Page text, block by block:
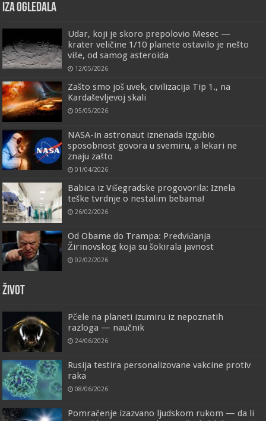
IZA OGLEDALA
Udar, koji je skoro prepolovio Mesec —
krater veličine 1/10 planete ostavilo je nešto
više, od samog asteroida
12/05/2026
Zašto smo još uvek, civilizacija Tip 1., na
Kardaševljevoj skali
05/05/2026
NASA-in astronaut iznenada izgubio
sposobnost govora u svemiru, a lekari ne
znaju zašto
01/04/2026
Babica iz Višegradske progovorila: Iznela
teške tvrdnje o nestalim bebama!
26/02/2026
Od Obame do Trampa: Predviđanja
Žirinovskog koja su šokirala javnost
02/02/2026
ŽIVOT
Pčele na planeti izumiru iz nepoznatih
razloga — naučnik
24/06/2026
Rusija testira personalizovane vakcine protiv
raka
08/06/2026
Pomračenje izazvano ljudskom rukom — da li